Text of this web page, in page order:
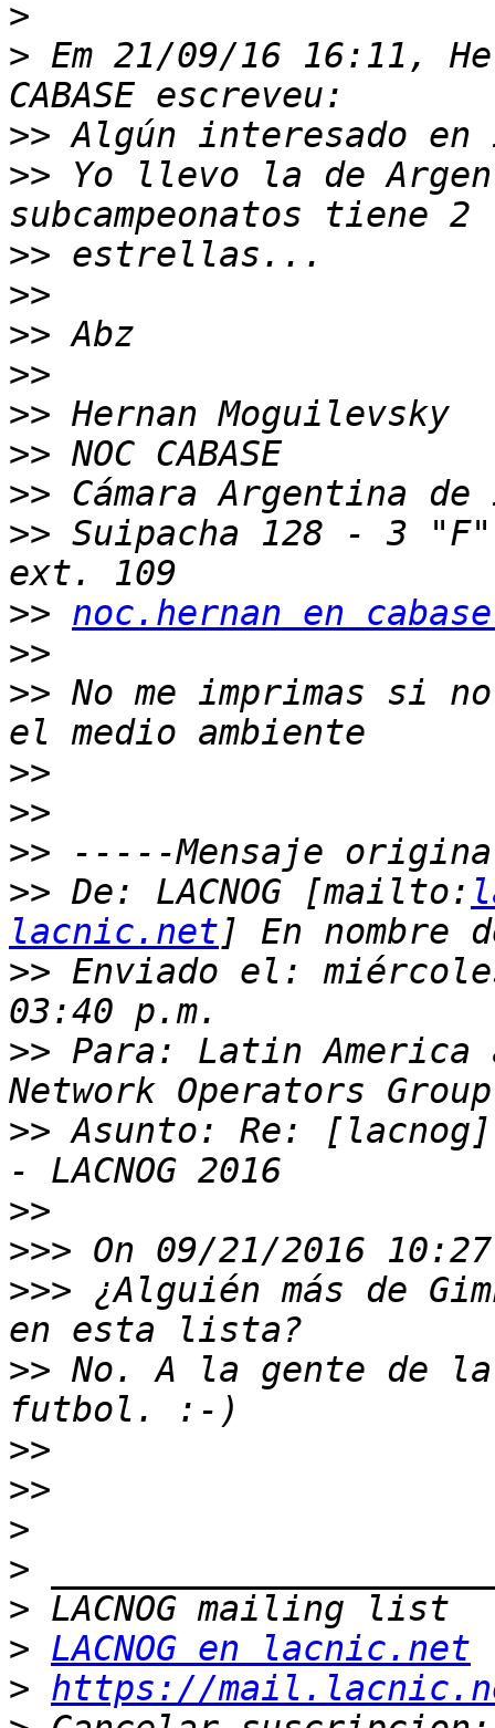
>
> Em 21/09/16 16:11,
>>
>> Yo llevo la de
>>
>>
>>
>>
>>
>>
>>
>> Suipacha 128 - 3
>> noc.hernan en
>>
>> No me imprimas si
>>
>>
>>
>> De: LACNOG [mailto:
lacnic.net
>> Enviado el:
>> Para: Latin America
>> Asunto: Re: [lacnog]
>>
>>>
>>> ¿Alguién más de
>> No. A la gente de
>>
>>
>
>
>
> LACNOG en lacnic.net
> https://